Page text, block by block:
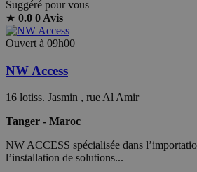
Suggéré pour vous
★ 0.0 0 Avis
Ouvert à 09h00
NW Access
16 lotiss. Jasmin , rue Al Amir
Tanger - Maroc
NW ACCESS spécialisée dans
l’installation de solutions...